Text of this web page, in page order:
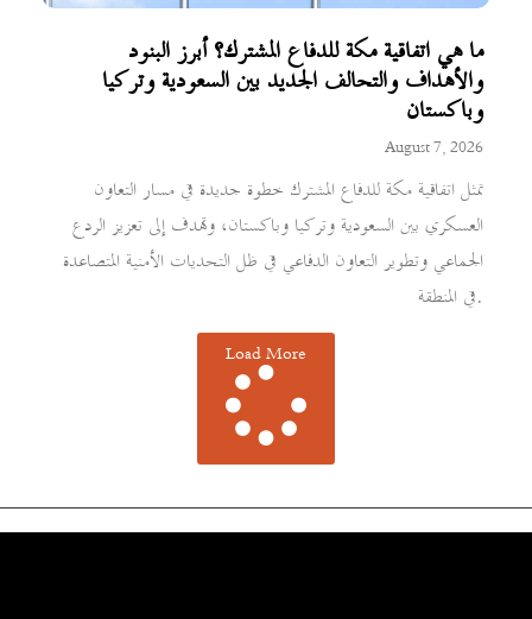
ما هي اتفاقية مكة للدفاع المشترك؟ أبرز البنود
والأهداف والتحالف الجديد بين السعودية وتركيا
وباكستان
August 7, 2026
تمثل اتفاقية مكة للدفاع المشترك خطوة جديدة في مسار التعاون
العسكري بين السعودية وتركيا وباكستان، وتهدف إلى تعزيز الردع
الجماعي وتطوير التعاون الدفاعي في ظل التحديات الأمنية المتصاعدة
في المنطقة.
Load More